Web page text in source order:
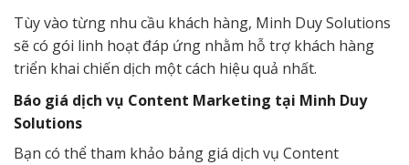
Tùy vào từng nhu cầu khách hàng, Minh Duy Solutions
sẽ có gói linh hoạt đáp ứng nhằm hỗ trợ khách hàng
triển khai chiến dịch một cách hiệu quả nhất.
Báo giá dịch vụ Content Marketing tại Minh Duy
Solutions
Bạn có thể tham khảo bảng giá dịch vụ Content